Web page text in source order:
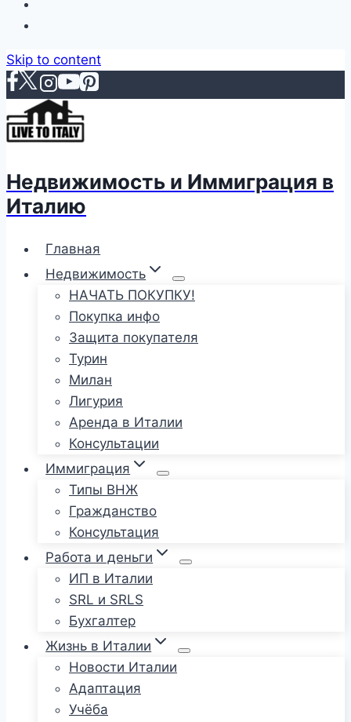
Skip to content
Недвижимость и Иммиграция в
Италию
Главная
Недвижимость
НАЧАТЬ ПОКУПКУ!
Покупка инфо
Защита покупателя
Турин
Милан
Лигурия
Аренда в Италии
Консультации
Иммиграция
Типы ВНЖ
Гражданство
Консультация
Работа и деньги
ИП в Италии
SRL и SRLS
Бухгалтер
Жизнь в Италии
Новости Италии
Адаптация
Учёба